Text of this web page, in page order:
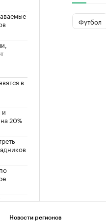
в
и
20%
Футбол
Новости регионов